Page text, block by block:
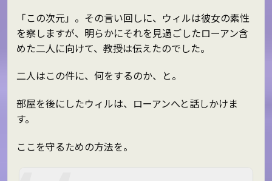
「この次元」。その言い回しに、ウィルは彼女の素性
を察しますが、明らかにそれを見過ごしたローアン含
めた二人に向けて、教授は伝えたのでした。
二人はこの件に、何をするのか、と。
部屋を後にしたウィルは、ローアンへと話しかけま
す。
ここを守るための方法を。